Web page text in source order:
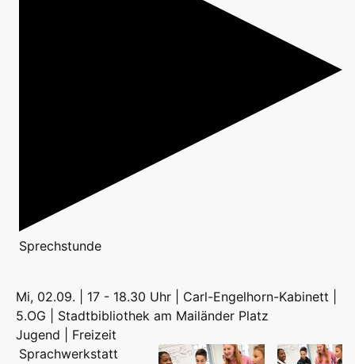
Sprechstunde
Mi, 02.09. | 17 - 18.30 Uhr | Carl-Engelhorn-Kabinett |
5.OG | Stadtbibliothek am Mailänder Platz
Jugend | Freizeit
Sprachwerkstatt